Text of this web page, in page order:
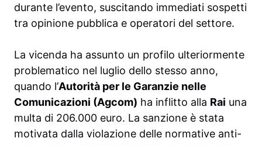
durante l’evento, suscitando immediati sospetti
tra opinione pubblica e operatori del settore.
La vicenda ha assunto un profilo ulteriormente
problematico nel luglio dello stesso anno,
quando l’Autorità per le Garanzie nelle
Comunicazioni (Agcom) ha inflitto alla Rai una
multa di 206.000 euro. La sanzione è stata
motivata dalla violazione delle normative anti-